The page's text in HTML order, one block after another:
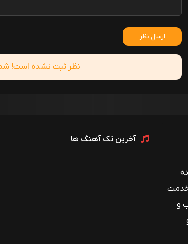
ارسال نظر
نظر ثبت نشده است!
خدمت
و
آخرین تک آهنگ ها